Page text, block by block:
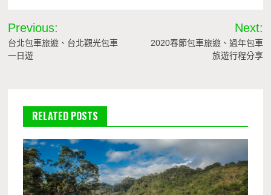
文
章
Previous:
台北包車旅遊、台北觀光包車
一日遊
Next:
2020春節包車旅遊、過年包車
旅遊行程分享
RELATED POSTS